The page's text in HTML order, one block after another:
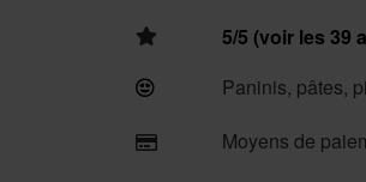
5/5 (voir les 39
Paninis, pâtes,
Moyens de